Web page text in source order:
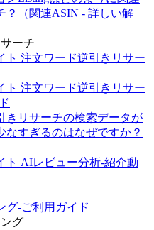
？（関連ASIN - 詳しい解
ーチ
ト 注文ワード逆引きリサー
ト 注文ワード逆引きリサー
きリサーチの検索データが
なすぎるのはなぜですか？
ト AIレビュー分析‐紹介動
グ‐ご利用ガイド
グ